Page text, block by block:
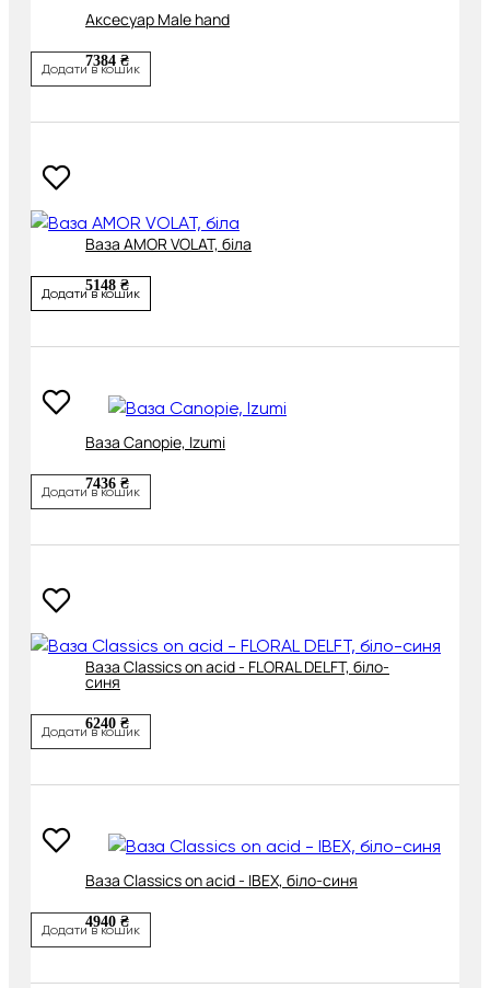
Аксесуар Male hand
7384 ₴
Додати в кошик
Ваза AMOR VOLAT, біла
5148 ₴
Додати в кошик
Ваза Canopie, Izumi
7436 ₴
Додати в кошик
Ваза Classics on acid - FLORAL DELFT, біло-
синя
6240 ₴
Додати в кошик
Ваза Classics on acid - IBEX, біло-синя
4940 ₴
Додати в кошик